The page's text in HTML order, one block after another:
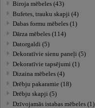
Biroja mēbeles (43)
Bufetes, trauku skapji (4)
Dabas formu mēbeles (1)
Dārza mēbeles (114)
Datorgaldi (5)
Dekoratīvie sienu paneļi (5)
Dekoratīvie tapsējumi (1)
Dizaina mēbeles (4)
Drēbju pakaramie (18)
Drēbju skapji (5)
Dzīvojamās istabas mēbeles (1)